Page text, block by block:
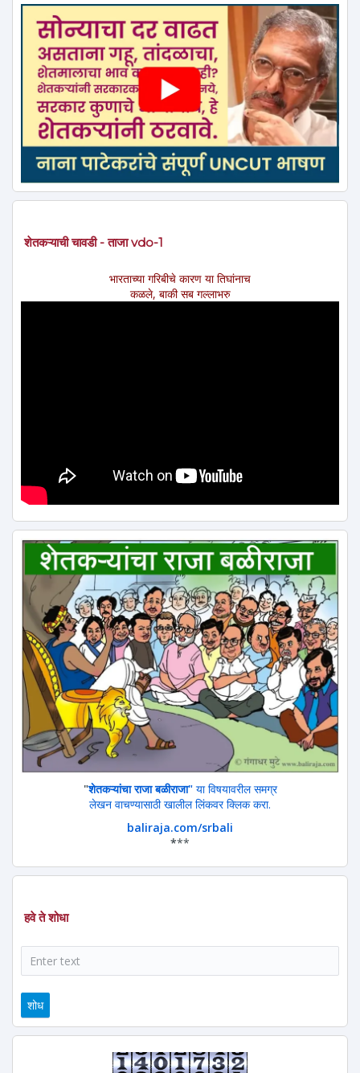
शेतकऱ्याची चावडी - ताजा vdo-1
भारताच्या गरिबीचे कारण या तिघांनाच
कळले, बाकी सब गल्लाभरु
"शेतकऱ्यांचा राजा बळीराजा"या विषयावरील समग्र
लेखन वाचण्यासाठी खालील लिंकवर क्लिक करा.
baliraja.com/srbali
***
हवे ते शोधा
शोध